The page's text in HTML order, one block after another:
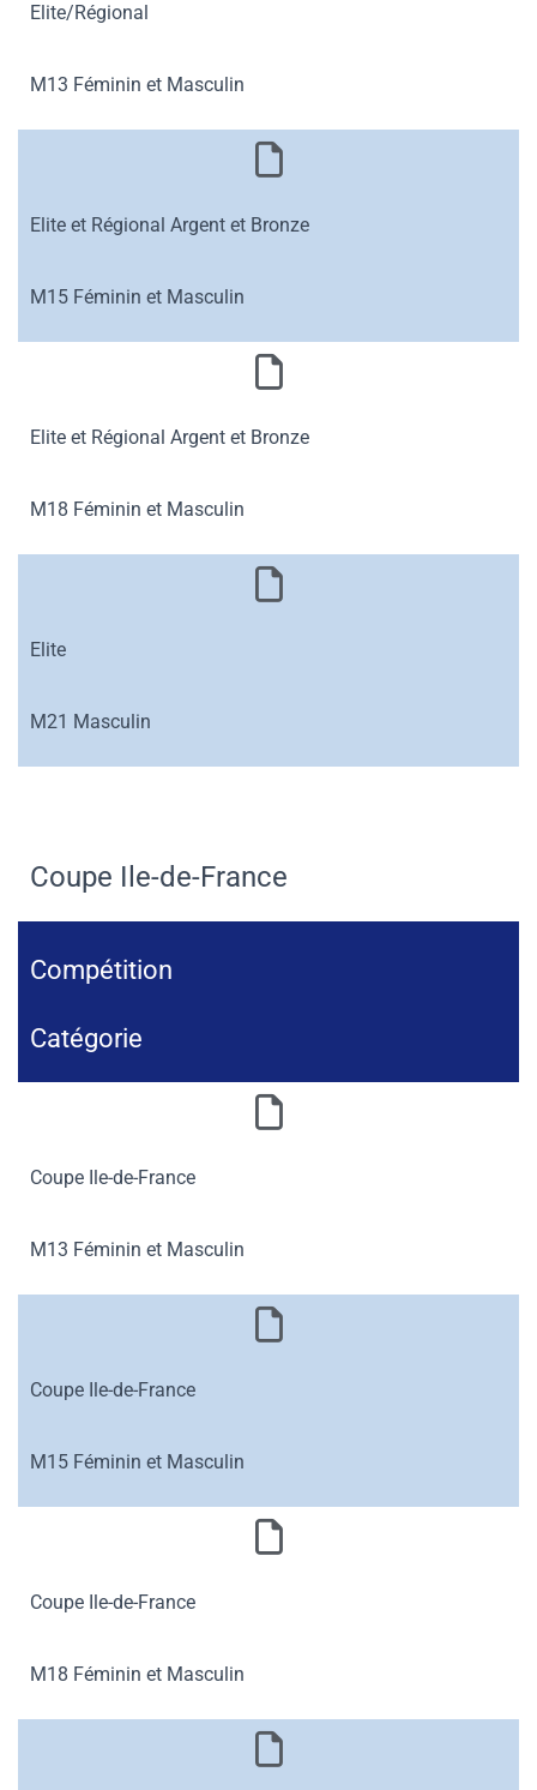
Elite/Régional
M13 Féminin et Masculin
Elite et Régional Argent et Bronze
M15 Féminin et Masculin
Elite et Régional Argent et Bronze
M18 Féminin et Masculin
Elite
M21 Masculin
Coupe Ile-de-France
Compétition
Catégorie
Coupe Ile-de-France
M13 Féminin et Masculin
Coupe Ile-de-France
M15 Féminin et Masculin
Coupe Ile-de-France
M18 Féminin et Masculin